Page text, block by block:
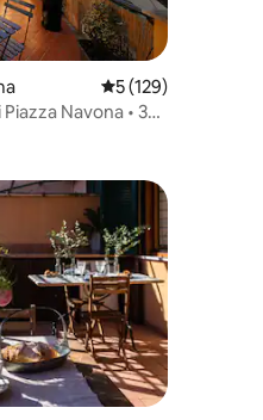
Nilai rata-rata 5 dari
5 (129)
Navona • 3